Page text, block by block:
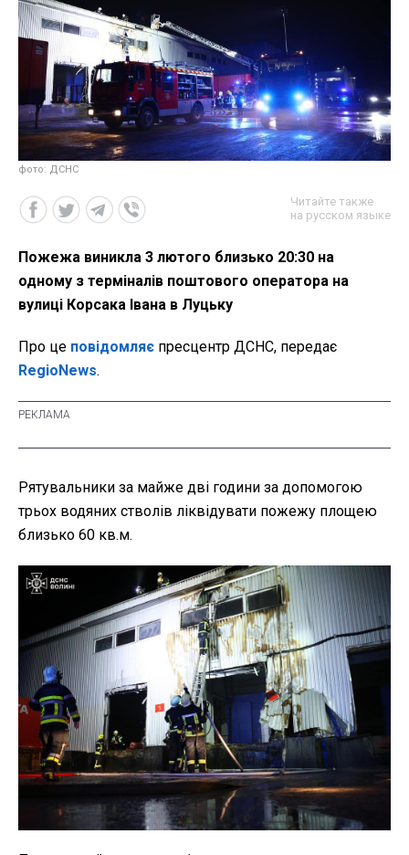
фото: ДСНС
Читайте также
на русском языке
Пожежа виникла 3 лютого близько 20:30 на
одному з терміналів поштового оператора на
вулиці Корсака Івана в Луцьку
Про це повідомляє пресцентр ДСНС, передає
RegioNews.
Рятувальники за майже дві години за допомогою
трьох водяних стволів ліквідувати пожежу площею
близько 60 кв.м.